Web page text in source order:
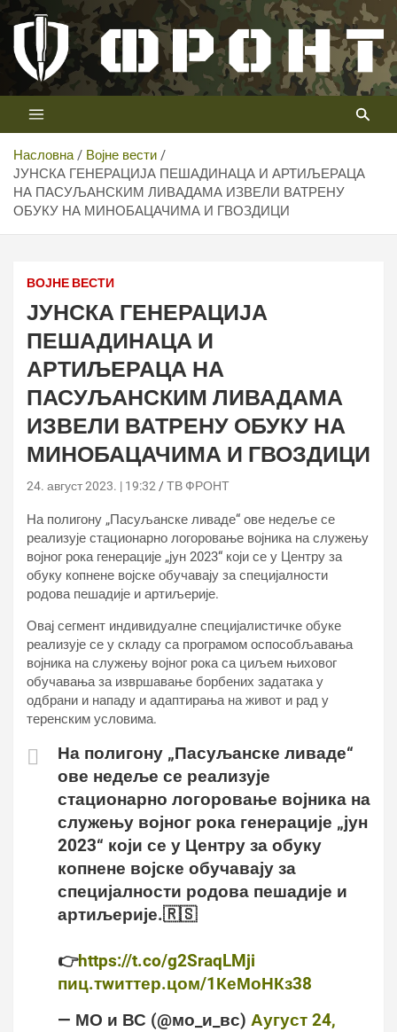
Скип
цонтент
Телевизија ФРОНТ
Први војни канал у Србији
Насловна
Војне вести
ЈУНСКА ГЕНЕРАЦИЈА ПЕШАДИНАЦА И АРТИЉЕРАЦА
НА ПАСУЉАНСКИМ ЛИВАДАМА ИЗВЕЛИ ВАТРЕНУ
ОБУКУ НА МИНОБАЦАЧИМА И ГВОЗДИЦИ
ВОЈНЕ ВЕСТИ
ЈУНСКА ГЕНЕРАЦИЈА
ПЕШАДИНАЦА И
АРТИЉЕРАЦА НА
ПАСУЉАНСКИМ ЛИВАДАМА
ИЗВЕЛИ ВАТРЕНУ ОБУКУ НА
МИНОБАЦАЧИМА И ГВОЗДИЦИ
24. август 2023. | 19:32 ТВ ФРОНТ
На полигону „Пасуљанске ливаде“ ове недеље се
реализује стационарно логоровање војника на служењу
војног рока генерације „јун 2023“ који се у Центру за
обуку копнене војске обучавају за специјалности
родова пешадије и артиљерије.
Овај сегмент индивидуалне специјалистичке обуке
реализује се у складу са програмом оспособљавања
војника на служењу војног рока са циљем њиховог
обучавања за извршавање борбених задатака у
одбрани и нападу и адаптирања на живот и рад у
теренским условима.
На полигону „Пасуљанске ливаде“
ове недеље се реализује
стационарно логоровање војника на
служењу војног рока генерације „јун
2023“ који се у Центру за обуку
копнене војске обучавају за
специјалности родова пешадије и
артиљерије.🇷🇸
👉https://t.co/g2SraqLMji
пиц.тwиттер.цом/1КеМоНКз38
— МО и ВС (@мо_и_вс) Аугуст 24,